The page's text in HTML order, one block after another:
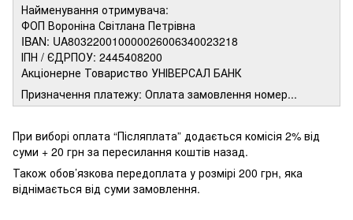
Найменування отримувача:
ФОП Вороніна Світлана Петрівна
IBAN: UA803220010000026006340023218
ІПН / ЄДРПОУ: 2445408200
Акціонерне Товариство УНІВЕРСАЛ БАНК
Призначення платежу: Оплата замовлення номер...
При виборі оплата “Післяплата” додається комісія 2% від
суми + 20 грн за пересилання коштів назад.
Також обов’язкова передоплата у розмірі 200 грн, яка
віднімається від суми замовлення.